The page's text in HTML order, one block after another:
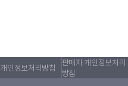
개인정보처리방침
판매자 개인정보처리
방침